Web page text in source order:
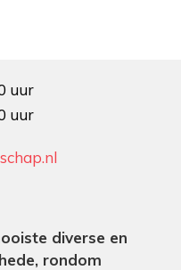
uur
uur
diverse en
rondom